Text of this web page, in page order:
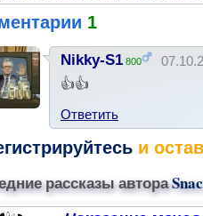
1
Nikky-S1 800
👍👍
Ответить
и
рассказы автора